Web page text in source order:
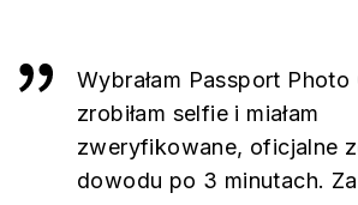
Wybrałam Passport Photo
zrobiłam selfie i miałam
zweryfikowane, oficjalne
dowodu po 3 minutach.